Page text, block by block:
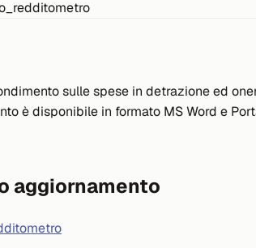
sulle spese in detrazione ed
è disponibile in formato MS Word e
aggiornamento